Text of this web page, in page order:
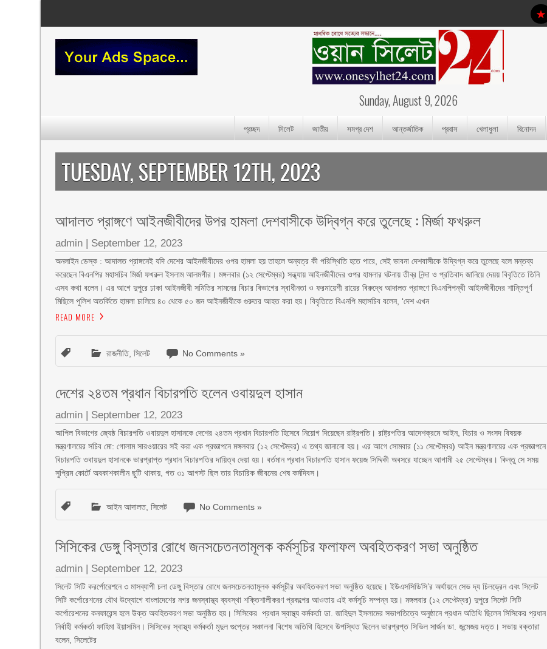
Sunday, August 9, 2026
প্রচ্ছদ সিলেট জাতীয় সমগ্র দেশ আন্তর্জাতিক প্রবাস খেলাধুলা বিনোদন
TUESDAY, SEPTEMBER 12TH, 2023
আদালত প্রাঙ্গণে আইনজীবীদের উপর হামলা দেশবাসীকে উদ্বিগ্ন করে তুলেছে : মির্জা ফখরুল
admin | September 12, 2023
অনলাইন ডেস্ক : আদালত প্রাঙ্গনেই যদি দেশের আইনজীবীদের ওপর হামলা হয় তাহলে অন্যত্র কী পরিস্থিতি হতে পারে, সেই ভাবনা দেশবাসীকে উদ্বিগ্ন করে তুলেছে বলে মন্তব্য
করেছেন বিএনপির মহাসচিব মির্জা ফখরুল ইসলাম আলমগীর। মঙ্গলবার (১২ সেপ্টেম্বর) সন্ধ্যায় আইনজীবীদের ওপর হামলার ঘটনায় তীব্র নিন্দা ও প্রতিবাদ জানিয়ে দেয়য় বিবৃতিতে তিনি
এসব কথা বলেন। এর আগে দুপুরে ঢাকা আইনজীবী সমিতির সামনের বিচার বিভাগের স্বাধীনতা ও ফরমায়েশী রায়ের বিরুদ্ধে আদালত প্রাঙ্গণে বিএনপিপন্থী আইনজীবীদের শান্তিপূর্ণ
মিছিলে পুলিশ অতর্কিতে হামলা চালিয়ে ৪০ থেকে ৫০ জন আইনজীবীকে গুরুতর আহত করা হয়। বিবৃতিতে বিএনপি মহাসচিব বলেন, ‘দেশ এখন
READ MORE
রাজনীতি,সিলেট No Comments »
দেশের ২৪তম প্রধান বিচারপতি হলেন ওবায়দুল হাসান
admin | September 12, 2023
আপিল বিভাগের জ্যেষ্ঠ বিচারপতি ওবায়দুল হাসানকে দেশের ২৪তম প্রধান বিচারপতি হিসেবে নিয়োগ দিয়েছেন রাষ্ট্রপতি। রাষ্ট্রপতির আদেশক্রমে আইন, বিচার ও সংসদ বিষয়ক
মন্ত্রণালয়ের সচিব মো: গোলাম সারওয়ারের সই করা এক প্রজ্ঞাপনে মঙ্গলবার (১২ সেপ্টেম্বর) এ তথ্য জানানো হয়। এর আগে সোমবার (১১ সেপ্টেম্বর) আইন মন্ত্রণালয়ের এক প্রজ্ঞাপনে
বিচারপতি ওবায়দুল হাসানকে ভারপ্রাপ্ত প্রধান বিচারপতির দায়িত্ব দেয়া হয়। বর্তমান প্রধান বিচারপতি হাসান ফয়েজ সিদ্দিকী অবসরে যাচ্ছেন আগামী ২৫ সেপ্টেম্বর। কিন্তু সে সময়
সুপ্রিম কোর্টে অবকাশকালীন ছুটি থাকায়, গত ৩১ আগস্ট ছিল তার বিচারিক জীবনের শেষ কর্মদিবস।
আইন আদালত,সিলেট No Comments »
সিসিকের ডেঙ্গু বিস্তার রোধে জনসচেতনতামূলক কর্মসূচির ফলাফল অবহিতকরণ সভা অনুষ্ঠিত
admin | September 12, 2023
সিলেট সিটি করর্পোরেশনে ৩ মাসব্যাপী চলা ডেঙ্গু বিস্তার রোধে জনসচেতনতামূলক কর্মসূচীর অবহিতকরণ সভা অনুষ্ঠিত হয়েছে। ইউএসসিডিসি’র অর্থায়নে সেভ দ্য চিলড্রেন এবং সিলেট
সিটি কর্পোরেশনের যৌথ উদ্যোগে বাংলাদেশের নগর জনস্বাস্থ্য ব্যবস্থা শক্তিশালীকরণ প্রকল্পের আওতায় এই কর্মসূচি সম্পন্ন হয়। মঙ্গলবার (১২ সেপ্টেম্বর) দুপুরে সিলেট সিটি
কর্পোরেশনের কনফারেন্স হলে উক্ত অবহিতকরণ সভা অনুষ্ঠিত হয়। সিসিকের প্রধান স্বাস্থ্য কর্মকর্তা ডা. জাহিদুল ইসলামের সভাপতিত্বে অনুষ্ঠানে প্রধান অতিথি ছিলেন সিসিকের প্রধান
নির্বাহী কর্মকর্তা ফাহিমা ইয়াসমিন। সিসিকের স্বাস্থ্য কর্মকর্তা মৃদুল গুপ্তের সঞ্চালনা বিশেষ অতিথি হিসেবে উপস্থিত ছিলেন ভারপ্রপ্ত সিভিল সার্জন ডা. জন্মেজয় দত্ত। সভায় বক্তারা
বলেন, সিলেটের